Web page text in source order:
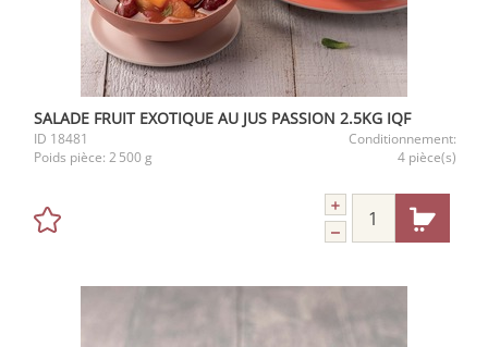
SALADE FRUIT EXOTIQUE AU JUS PASSION 2.5KG IQF
ID 18481
Conditionnement:
Poids pièce: 2 500 g 4 pièce(s)